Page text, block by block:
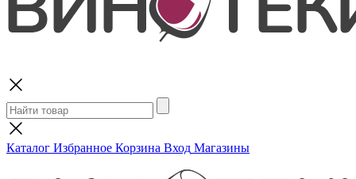
Каталог Избранное Корзина Вход Магазины